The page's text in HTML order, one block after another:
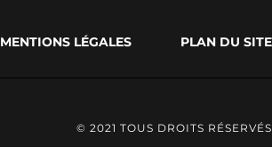
MENTIONS LÉGALES PLAN DU SITE
© 2021 TOUS DROITS RÉSERVÉS